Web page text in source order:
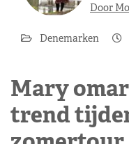
Door
Denemarken
Mary
trend